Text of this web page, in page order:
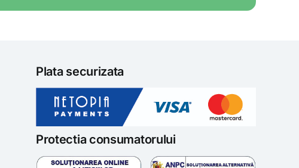
Plata securizata
Protectia consumatorului